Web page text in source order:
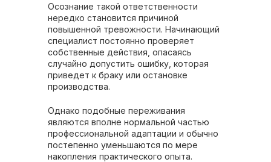
Осознание такой ответственности
нередко становится причиной
повышенной тревожности. Начинающий
специалист постоянно проверяет
собственные действия, опасаясь
случайно допустить ошибку, которая
приведет к браку или остановке
производства.
Однако подобные переживания
являются вполне нормальной частью
профессиональной адаптации и обычно
постепенно уменьшаются по мере
накопления практического опыта.